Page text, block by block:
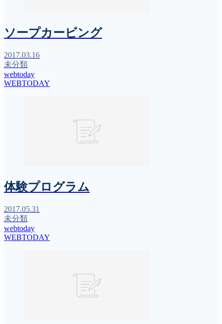
ソープカービング
2017.03.16
未分類
webtoday
WEBTODAY
体験プログラム
2017.05.31
未分類
webtoday
WEBTODAY